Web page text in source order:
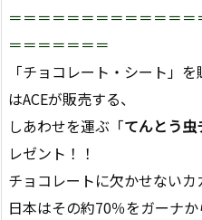
＝＝＝＝＝＝＝＝＝＝＝＝
＝＝＝＝＝＝＝
「チョコレート・シート」
はACEが販売する、
しあわせを運ぶ「てんとう虫
レゼント！！
チョコレートに欠かせないカ
日本はその約70％をガーナか